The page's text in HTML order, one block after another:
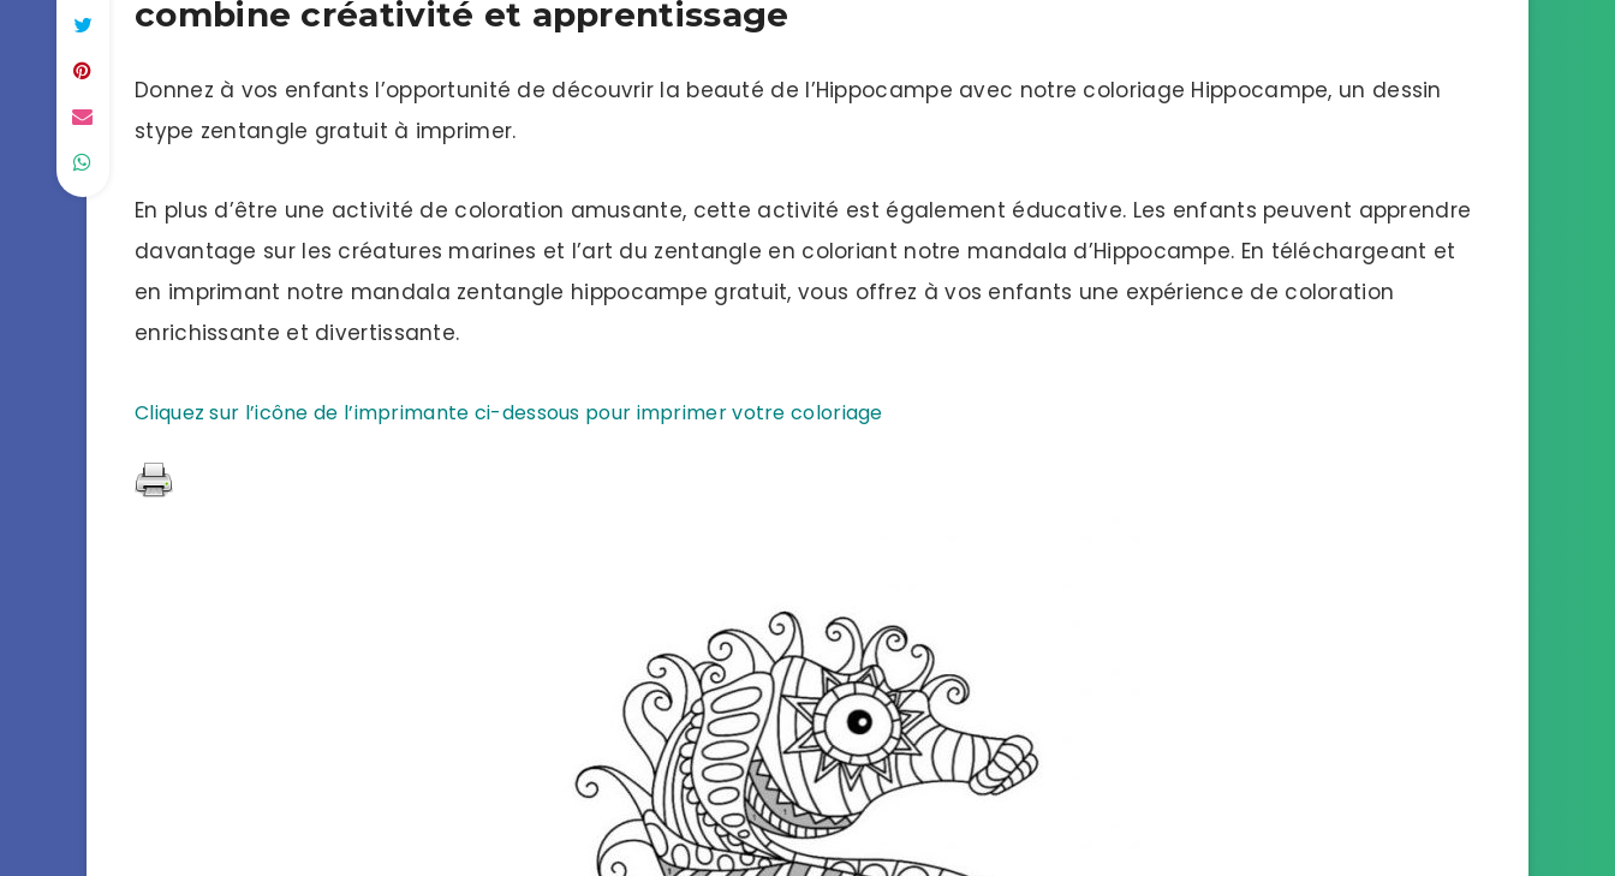
combine créativité et apprentissage
Donnez à vos enfants l’opportunité de découvrir la beauté de l’Hippocampe avec notre coloriage Hippocampe, un dessin
stype zentangle gratuit à imprimer.
En plus d’être une activité de coloration amusante, cette activité est également éducative. Les enfants peuvent apprendre
davantage sur les créatures marines et l’art du zentangle en coloriant notre mandala d’Hippocampe. En téléchargeant et
en imprimant notre mandala zentangle hippocampe gratuit, vous offrez à vos enfants une expérience de coloration
enrichissante et divertissante.
Cliquez sur l’icône de l’imprimante ci-dessous pour imprimer votre coloriage